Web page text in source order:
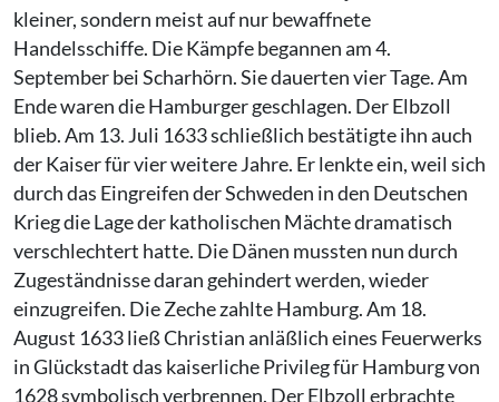
kleiner, sondern meist auf nur bewaffnete
Handelsschiffe. Die Kämpfe begannen am 4.
September bei Scharhörn. Sie dauerten vier Tage. Am
Ende waren die Hamburger geschlagen. Der Elbzoll
blieb. Am 13. Juli 1633 schließlich bestätigte ihn auch
der Kaiser für vier weitere Jahre. Er lenkte ein, weil sich
durch das Eingreifen der Schweden in den Deutschen
Krieg die Lage der katholischen Mächte dramatisch
verschlechtert hatte. Die Dänen mussten nun durch
Zugeständnisse daran gehindert werden, wieder
einzugreifen. Die Zeche zahlte Hamburg. Am 18.
August 1633 ließ Christian anläßlich eines Feuerwerks
in Glückstadt das kaiserliche Privileg für Hamburg von
1628 symbolisch verbrennen. Der Elbzoll erbrachte